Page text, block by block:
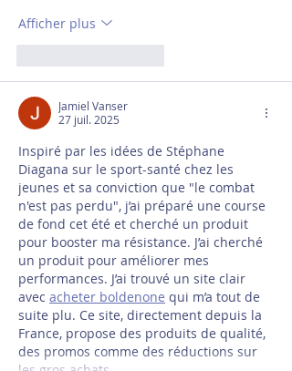
Afficher plus
Jamiel Vanser
27 juil. 2025
Inspiré par les idées de Stéphane
Diagana sur le sport-santé chez les
jeunes et sa conviction que "le combat
n'est pas perdu", j’ai préparé une course
de fond cet été et cherché un produit
pour booster ma résistance. J’ai cherché
un produit pour améliorer mes
performances. J’ai trouvé un site clair
avec acheter boldenone qui m’a tout de
suite plu. Ce site, directement depuis la
France, propose des produits de qualité,
des promos comme des réductions sur